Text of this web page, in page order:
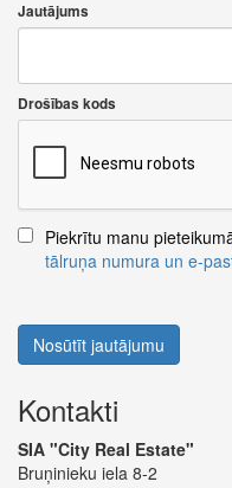
Jautājums
Drošības kods
Piekrītu manu
tālruņa numura un e-
Nosūtīt jautājumu
Kontakti
SIA "City Real Estate"
Bruņinieku iela 8-2